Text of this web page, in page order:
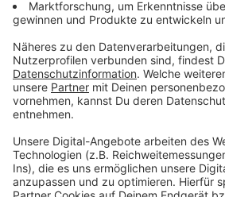
Du möchtest uns etwas
Studio Hotline
Kontaktformular